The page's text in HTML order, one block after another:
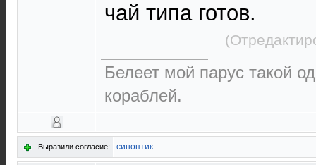
чай типа готов.
Белеет мой парус такой
кораблей.
Выразили согласие: синоптик